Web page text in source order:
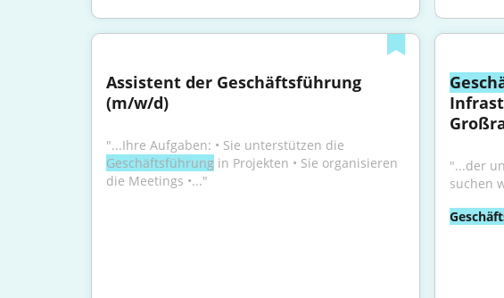
Assistent der Geschäftsführung
(m/w/d)
Geschäftsführung in Projekten • Sie organisieren
die Meetings •..."
"...der
suchen